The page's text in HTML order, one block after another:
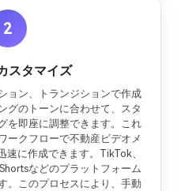
2
スタマイズ
ョン、トランジションで作成
グのトーンに合わせて、スタ
を即座に調整できます。これ
ークフローで不動産ビデオメ
速に作成できます。TikTok、
などのプラットフォーム
。このプロセスにより、手動